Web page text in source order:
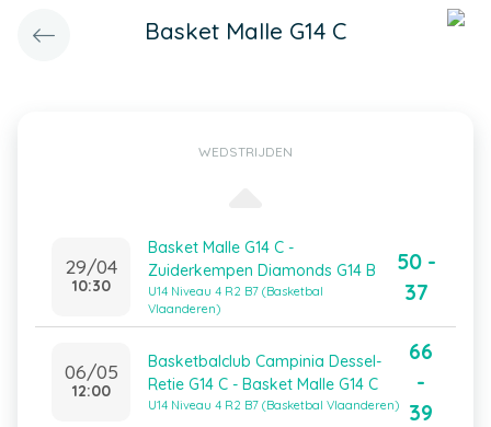
Basket Malle G14 C
WEDSTRIJDEN
29/04
10:30
Basket Malle G14 C -
Zuiderkempen Diamonds G14 B
U14 Niveau 4 R2 B7 (Basketbal
Vlaanderen)
50 -
37
06/05
12:00
Basketbalclub Campinia Dessel-
Retie G14 C - Basket Malle G14 C
U14 Niveau 4 R2 B7 (Basketbal Vlaanderen)
66
-
39